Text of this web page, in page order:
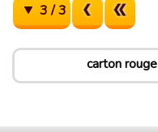
3 / 3
carton rouge